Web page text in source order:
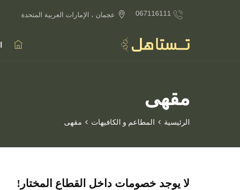
067116111 عجمان ، الإمارات العربية المتحدة
مقهى
الرئيسية المطاعم و الكافيهات مقهى
لا يوجد خصومات داخل القطاع المختار!